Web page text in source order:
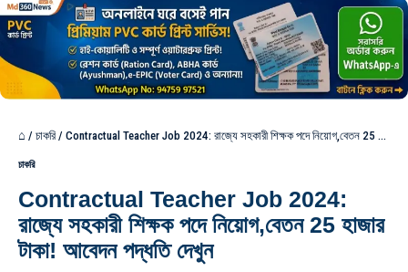
⌂ / চাকরি / Contractual Teacher Job 2024: রাজ্যে সহকারী শিক্ষক পদে নিয়োগ,বেতন 25 হাজার টাকা! আবেদন পদ্ধতি দেখুন
চাকরি
Contractual Teacher Job 2024:
রাজ্যে সহকারী শিক্ষক পদে নিয়োগ,বেতন 25 হাজার
টাকা! আবেদন পদ্ধতি দেখুন